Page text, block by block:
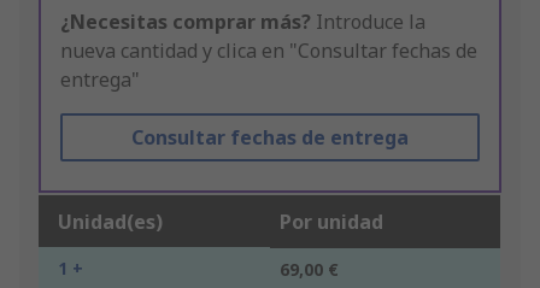
¿Necesitas comprar más? Introduce la
nueva cantidad y clica en "Consultar fechas de
entrega"
Consultar fechas de entrega
Unidad(es) Por unidad
1 + 69,00 €